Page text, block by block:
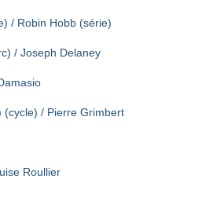
/ Robin Hobb (série)
/ Joseph Delaney
(cycle) / Pierre Grimbert
Roullier